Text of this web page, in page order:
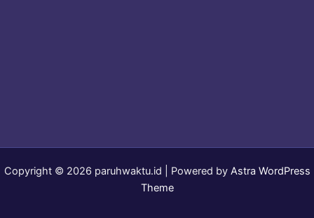
Copyright © 2026 paruhwaktu.id | Powered by Astra WordPress
Theme